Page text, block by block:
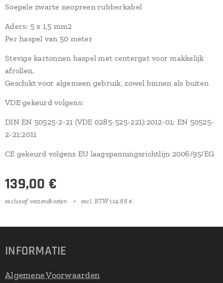
Soepele zwarte neopreen rubberkabel
Aders: 5 x 1,5 mm2
Per haspel van 50 meter
Stevige kartonnen haspel met centergat voor makkelijk
afrollen.
Geschikt voor algemeen gebruik, zowel binnen als buiten
VDE gekeurd volgens:
DIN EN 50525-2-21 (VDE 0285-525-221):2012-01; EN 50525-
2-21:2011
CE gekeurd volgens EU laagspanningsrichtlijn 2006/95/EG
139,00 €
exclusief verzendkosten excl. BTW 114,88 €
INFORMATIE
Algemene Voorwaarden